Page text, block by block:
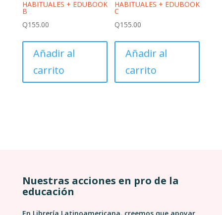
HABITUALES + EDUBOOK
B
Q155.00
Añadir al
carrito
HABITUALES + EDUBOOK
C
Q155.00
Añadir al
carrito
Nuestras acciones en pro de la
educación